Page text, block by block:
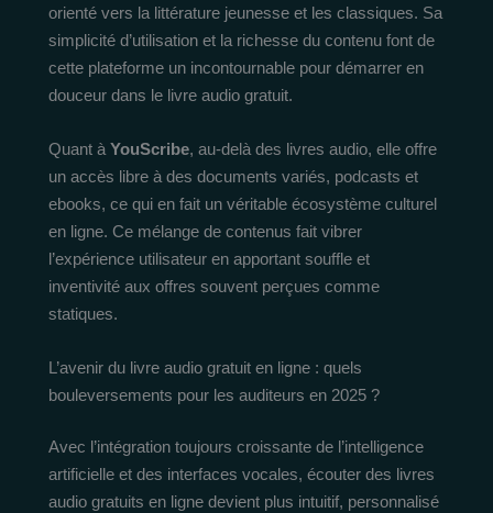
orienté vers la littérature jeunesse et les classiques. Sa
simplicité d’utilisation et la richesse du contenu font de
cette plateforme un incontournable pour démarrer en
douceur dans le livre audio gratuit.
Quant à YouScribe, au-delà des livres audio, elle offre
un accès libre à des documents variés, podcasts et
ebooks, ce qui en fait un véritable écosystème culturel
en ligne. Ce mélange de contenus fait vibrer
l’expérience utilisateur en apportant souffle et
inventivité aux offres souvent perçues comme
statiques.
L’avenir du livre audio gratuit en ligne : quels
bouleversements pour les auditeurs en 2025 ?
Avec l’intégration toujours croissante de l’intelligence
artificielle et des interfaces vocales, écouter des livres
audio gratuits en ligne devient plus intuitif, personnalisé